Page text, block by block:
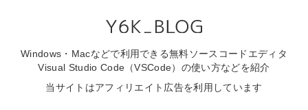
Windows・Macなどで利用できる無料ソースコードエディタ
Visual Studio Code（VSCode）の使い方などを紹介
当サイトはアフィリエイト広告を利用しています